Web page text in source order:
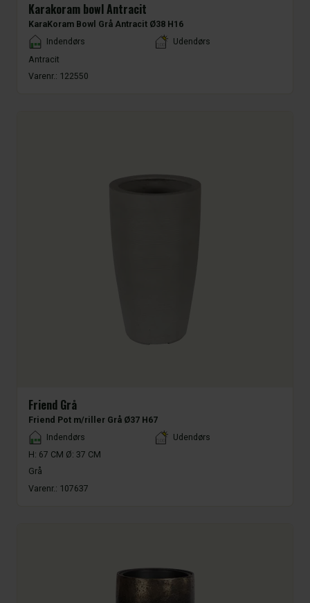
Karakoram bowl Antracit
KaraKoram Bowl Grå Antracit Ø38 H16
Placement
Indendørs
Udendørs
Antracit
Varenr.: 122550
Friend Grå
Friend Pot m/riller Grå Ø37 H67
Placement
Indendørs
Udendørs
H: 67 CM Ø: 37 CM
Grå
Varenr.: 107637